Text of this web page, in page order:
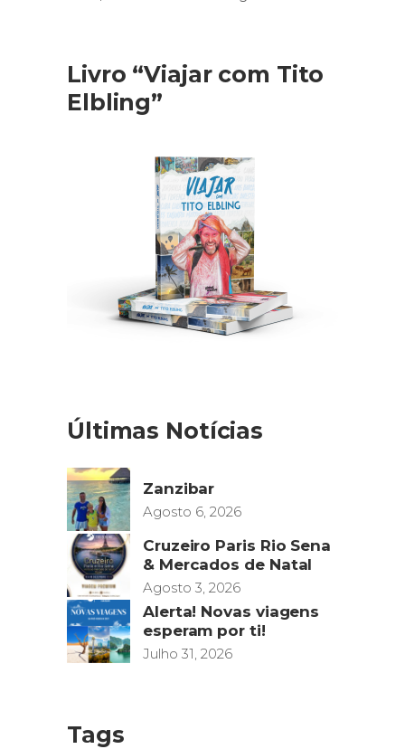
Livro “Viajar com Tito
Elbling”
Últimas Notícias
Zanzibar
Agosto 6, 2026
Cruzeiro Paris Rio Sena
& Mercados de Natal
Agosto 3, 2026
Alerta! Novas viagens
esperam por ti!
Julho 31, 2026
Tags